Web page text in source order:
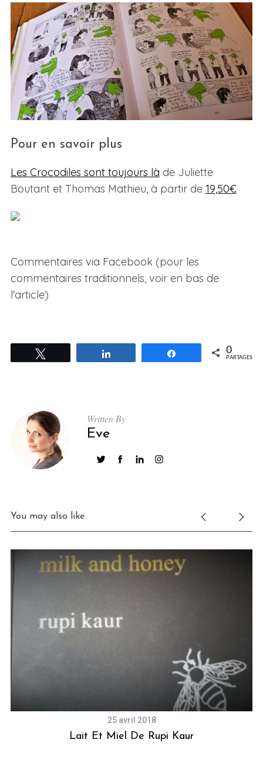
Pour en savoir plus
Les Crocodiles sont toujours là de Juliette
Boutant et Thomas Mathieu, à partir de 19,50€
Commentaires via Facebook (pour les
commentaires traditionnels, voir en bas de
l'article)
Partagez 0
PARTAGES
Written By
Eve
You may also like
25 avril 2018
Lait Et Miel De Rupi Kaur